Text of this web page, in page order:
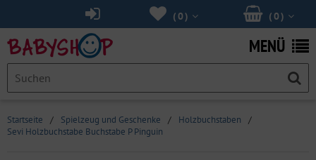
(0 )
(0 )
MENÜ
Startseite / Spielzeug und Geschenke / Holzbuchstaben
/
Sevi Holzbuchstabe Buchstabe P Pinguin